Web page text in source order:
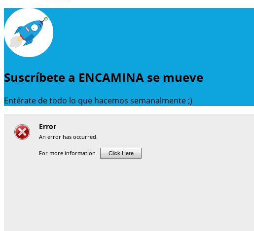
Suscríbete a ENCAMINA se mueve
Entérate de todo lo que hacemos semanalmente ;)